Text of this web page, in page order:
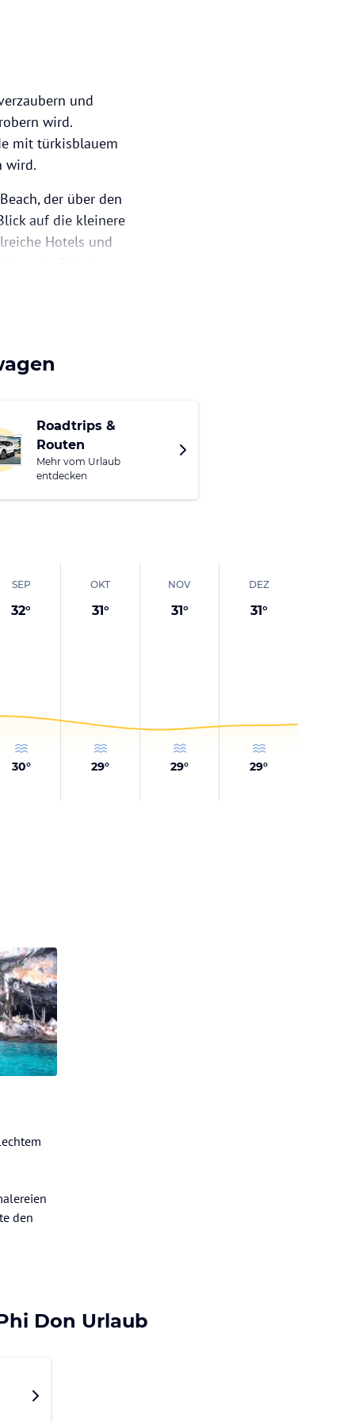
und
wird.
mit türkisblauem
wird.
der über den
auf die kleinere
Hotels und
die
Roadtrips &
Routen
Mehr vom Urlaub
entdecken
SEP
32°
30°
OKT
31°
29°
NOV
31°
29°
DEZ
31°
29°
den
Don Urlaub